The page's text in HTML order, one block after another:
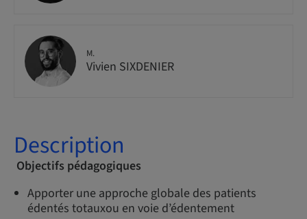
M.
Vivien SIXDENIER
Description
Objectifs pédagogiques
Apporter une approche globale des patients
édentés totauxou en voie d’édentement